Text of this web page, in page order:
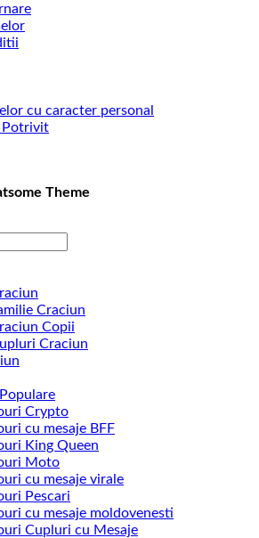
lei
cu caracter personal
Potrivit
Theme
Craciun
Copii
Craciun
Crypto
cu mesaje BFF
King Queen
Moto
cu mesaje virale
Pescari
cu mesaje moldovenesti
Cupluri cu Mesaje